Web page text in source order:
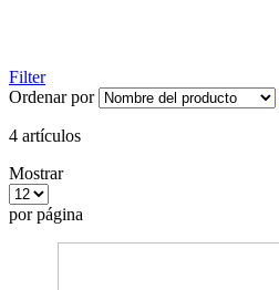
Filter
Ordenar por
4 artículos
Mostrar
por página